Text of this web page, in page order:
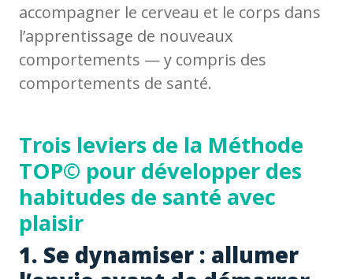
accompagner le cerveau et le corps dans
l’apprentissage de nouveaux
comportements — y compris des
comportements de santé.
Trois leviers de la Méthode
TOP© pour développer des
habitudes de santé avec
plaisir
1. Se dynamiser : allumer